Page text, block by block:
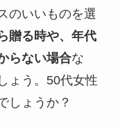
のいいものを選
贈る時や、年代
らない場合な
ょう。50代女性
しょうか？